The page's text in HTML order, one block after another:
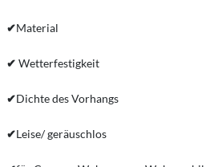
✔Material
✔ Wetterfestigkeit
✔Dichte des Vorhangs
✔Leise/ geräuschlos